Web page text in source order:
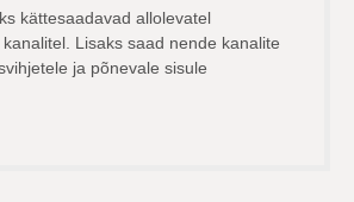
kättesaadavad allolevatel
Lisaks saad nende kanalite
ja põnevale sisule